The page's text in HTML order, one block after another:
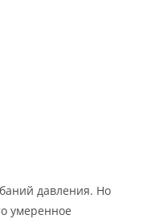
давления. Но
умеренное